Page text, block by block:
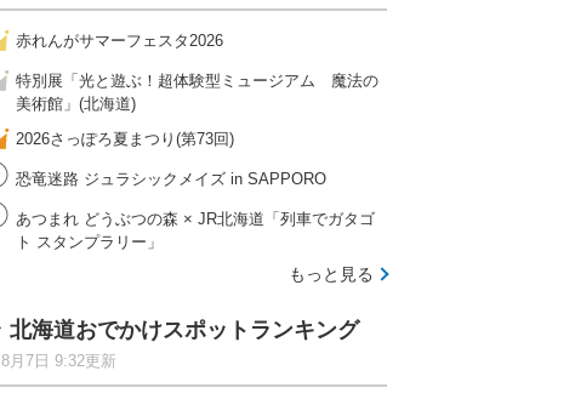
赤れんがサマーフェスタ2026
特別展「光と遊ぶ！超体験型ミュージアム 魔法の
美術館」(北海道)
2026さっぽろ夏まつり(第73回)
恐竜迷路 ジュラシックメイズ in SAPPORO
あつまれ どうぶつの森 × JR北海道「列車でガタゴ
ト スタンプラリー」
もっと見る
北海道おでかけスポットランキング
8月7日 9:32更新